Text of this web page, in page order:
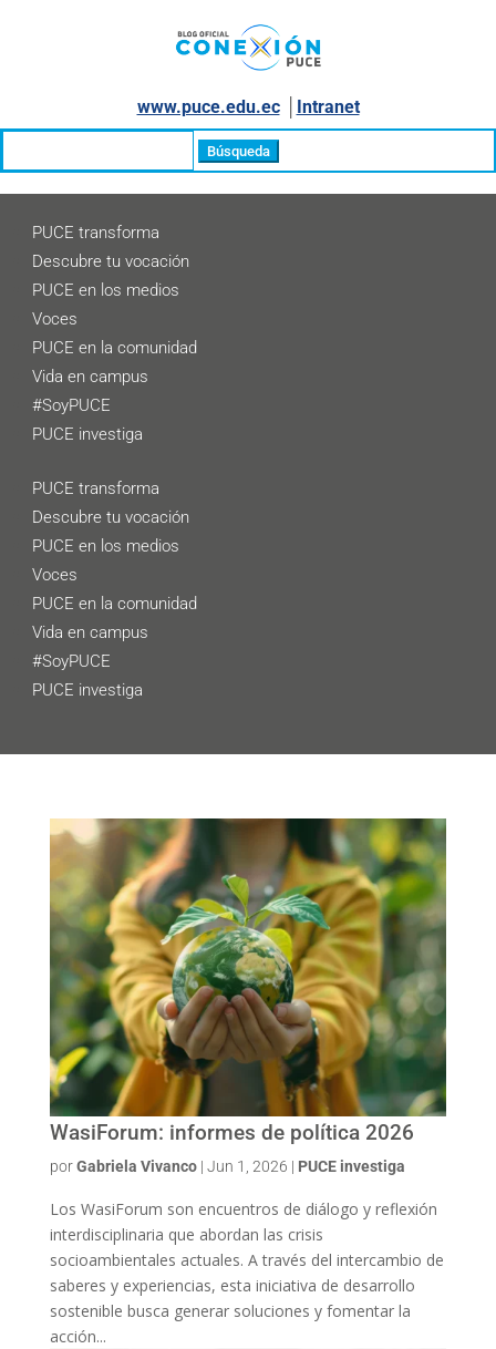
www.puce.edu.ec│ Intranet
PUCE transforma
Descubre tu vocación
PUCE en los medios
Voces
PUCE en la comunidad
Vida en campus
#SoyPUCE
PUCE investiga
PUCE transforma
Descubre tu vocación
PUCE en los medios
Voces
PUCE en la comunidad
Vida en campus
#SoyPUCE
PUCE investiga
WasiForum: informes de política 2026
porGabriela Vivanco| Jun 1, 2026 | PUCE investiga
Los WasiForum son encuentros de diálogo y reflexión
interdisciplinaria que abordan las crisis
socioambientales actuales. A través del intercambio de
saberes y experiencias, esta iniciativa de desarrollo
sostenible busca generar soluciones y fomentar la
acción...